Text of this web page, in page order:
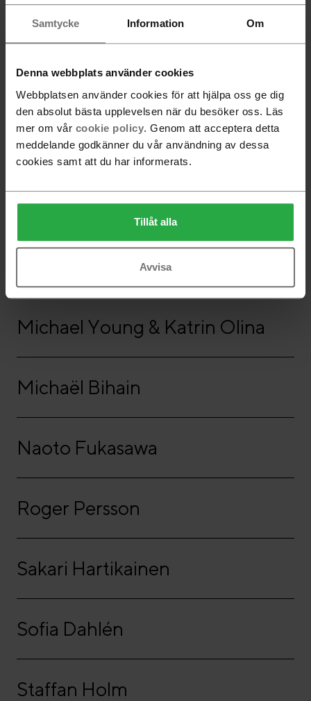
Samtycke Information Om
Denna webbplats använder cookies
Webbplatsen använder cookies för att hjälpa oss ge dig
den absolut bästa upplevelsen när du besöker oss. Läs
mer om vår cookie policy. Genom att acceptera detta
meddelande godkänner du vår användning av dessa
cookies samt att du har informerats.
Tillåt alla
Avvisa
Lars Pettersson
Leila Atlassi
Matti Klenell
Mia Lagerman
Michael Young
Michael Young & Katrin Olina
Michaël Bihain
Naoto Fukasawa
Roger Persson
Sakari Hartikainen
Sofia Dahlén
Staffan Holm